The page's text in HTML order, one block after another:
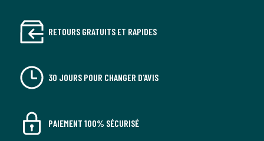
RETOURS GRATUITS ET RAPIDES
30 JOURS POUR CHANGER D'AVIS
PAIEMENT 100% SÉCURISÉ